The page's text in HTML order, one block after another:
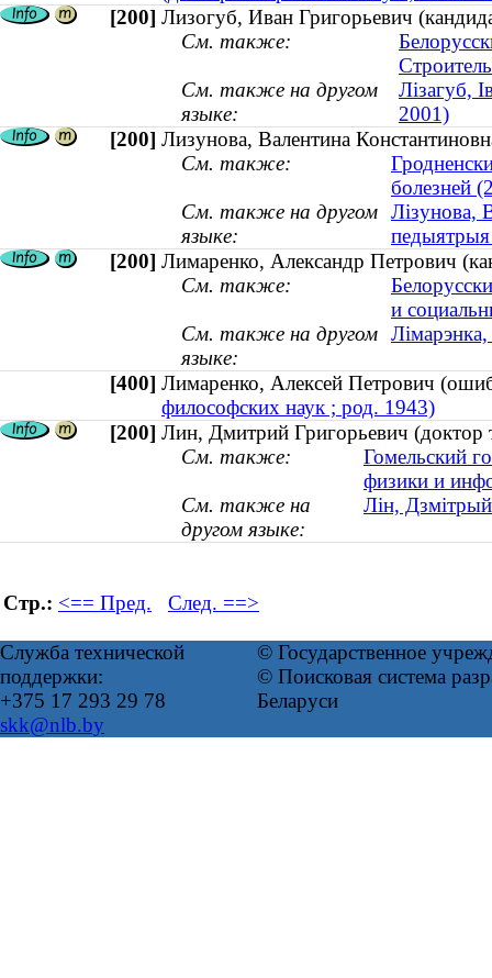
[200] Лизогуб, Иван Григорьевич
См. также:
См. также на другом
языке:
Лізагуб,
2001)
[200] Лизунова, Валентина
См. также:
болезней
См. также на другом
языке:
Лізунова,
[200] Лимаренко, Александр Петрович
См. также:
и
См. также на другом
языке:
[400] Лимаренко, Алексей Петрович
философских наук ; род. 1943)
[200] Лин, Дмитрий Григорьевич
См. также:
Гомельский
физики и
См. также на
другом языке:
Лін,
Стр.: <== Пред. След. ==>
Служба технической
поддержки:
+375 17 293 29 78
skk@nlb.by
© Государственное
© Поисковая система
Беларуси